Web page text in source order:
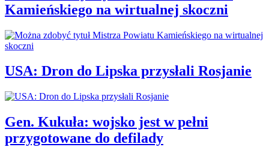
Kamieńskiego na wirtualnej skoczni
USA: Dron do Lipska przysłali Rosjanie
Gen. Kukuła: wojsko jest w pełni
przygotowane do defilady